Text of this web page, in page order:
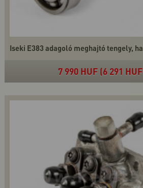
Iseki E383 adagoló meghajtó tengely,
7 990 HUF (6 291